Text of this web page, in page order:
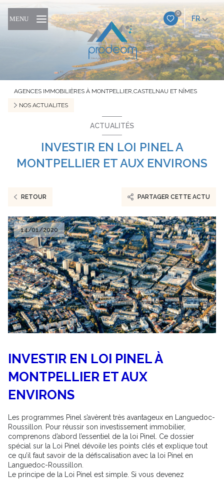
0
FR
MENU
AGENCES IMMOBILIÈRES À MONTPELLIER,CASTELNAU ET NÎMES
NOS ACTUALITES
ACTUALITÉS
INVESTIR EN LOI PINEL A
MONTPELLIER ET AUX ENVIRONS
RETOUR PARTAGER CETTE ACTU
14/01/2020
INVESTIR EN LOI PINEL À
MONTPELLIER ET AUX
ENVIRONS
Les programmes Pinel s’avèrent très avantageux en Languedoc-
Roussillon. Pour réussir son investissement immobilier,
comprenons d’abord l’essentiel de la loi Pinel. Ce dossier
spécial sur la Loi Pinel dévoile les points clés et explique tout
ce qu’il faut savoir de la défiscalisation avec la loi Pinel en
Languedoc-Roussillon.
Le principe de la Loi Pinel est simple. Si vous devenez